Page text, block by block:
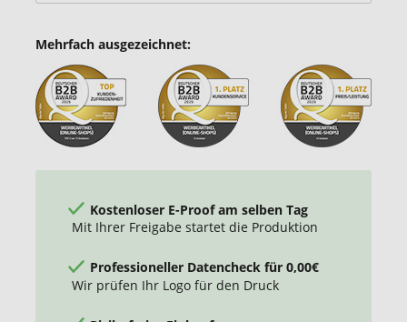
Mehrfach ausgezeichnet:
Kostenloser E-Proof am selben Tag
Mit Ihrer Freigabe startet die Produktion
Professioneller Datencheck für 0,00€
Wir prüfen Ihr Logo für den Druck